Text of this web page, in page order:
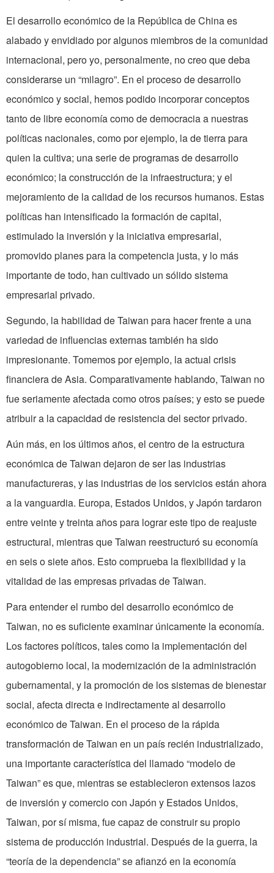
El desarrollo económico de la República de China es
alabado y envidiado por algunos miembros de la comunidad
internacional, pero yo, personalmente, no creo que deba
considerarse un “milagro”. En el proceso de desarrollo
económico y social, hemos podido incorporar conceptos
tanto de libre economía como de democracia a nuestras
políticas nacionales, como por ejemplo, la de tierra para
quien la cultiva; una serie de programas de desarrollo
económico; la construcción de la infraestructura; y el
mejoramiento de la calidad de los recursos humanos. Estas
políticas han intensificado la formación de capital,
estimulado la inversión y la iniciativa empresarial,
promovido planes para la competencia justa, y lo más
importante de todo, han cultivado un sólido sistema
empresarial privado.
Segundo, la habilidad de Taiwan para hacer frente a una
variedad de influencias externas también ha sido
impresionante. Tomemos por ejemplo, la actual crisis
financiera de Asia. Comparativamente hablando, Taiwan no
fue seriamente afectada como otros países; y esto se puede
atribuir a la capacidad de resistencia del sector privado.
Aún más, en los últimos años, el centro de la estructura
económica de Taiwan dejaron de ser las industrias
manufactureras, y las industrias de los servicios están ahora
a la vanguardia. Europa, Estados Unidos, y Japón tardaron
entre veinte y treinta años para lograr este tipo de reajuste
estructural, mientras que Taiwan reestructuró su economía
en seis o siete años. Esto comprueba la flexibilidad y la
vitalidad de las empresas privadas de Taiwan.
Para entender el rumbo del desarrollo económico de
Taiwan, no es suficiente examinar únicamente la economía.
Los factores políticos, tales como la implementación del
autogobierno local, la modernización de la administración
gubernamental, y la promoción de los sistemas de bienestar
social, afecta directa e indirectamente al desarrollo
económico de Taiwan. En el proceso de la rápida
transformación de Taiwan en un país recién industrializado,
una importante característica del llamado “modelo de
Taiwan” es que, mientras se establecieron extensos lazos
de inversión y comercio con Japón y Estados Unidos,
Taiwan, por sí misma, fue capaz de construir su propio
sistema de producción industrial. Después de la guerra, la
“teoría de la dependencia” se afianzó en la economía